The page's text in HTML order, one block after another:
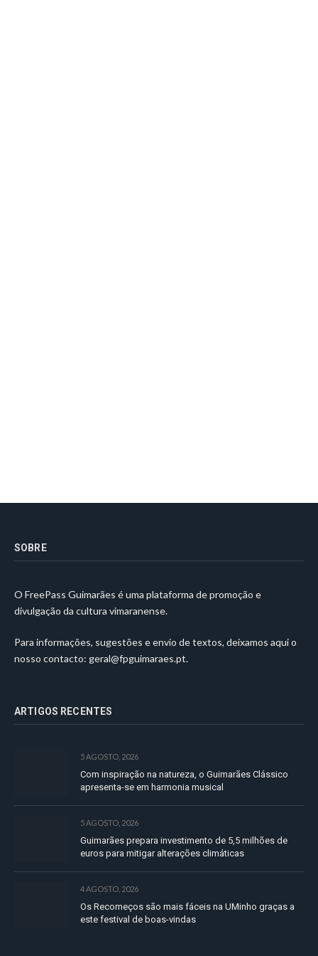
SOBRE
O FreePass Guimarães é uma plataforma de promoção e
divulgação da cultura vimaranense.
Para informações, sugestões e envio de textos, deixamos aqui o
nosso contacto: geral@fpguimaraes.pt.
ARTIGOS RECENTES
5 AGOSTO, 2026
Com inspiração na natureza, o Guimarães Clássico
apresenta-se em harmonia musical
5 AGOSTO, 2026
Guimarães prepara investimento de 5,5 milhões de
euros para mitigar alterações climáticas
4 AGOSTO, 2026
Os Recomeços são mais fáceis na UMinho graças a
este festival de boas-vindas